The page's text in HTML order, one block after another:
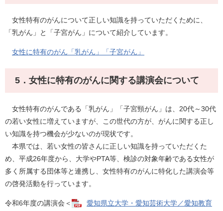
女性特有のがんについて正しい知識を持っていただくために、
「乳がん」と「子宮がん」について紹介しています。
女性に特有のがん「乳がん」「子宮がん」
5．女性に特有のがんに関する講演会について
女性特有のがんである「乳がん」「子宮頸がん」は、20代～30代
の若い女性に増えていますが、この世代の方が、がんに関する正し
い知識を持つ機会が少ないのが現状です。
本県では、若い女性の皆さんに正しい知識を持っていただくた
め、平成26年度から、大学やPTA等、検診の対象年齢である女性が
多く所属する団体等と連携し、女性特有のがんに特化した講演会等
の啓発活動を行っています。
令和6年度の講演会＜
愛知県立大学・愛知芸術大学／愛知教育